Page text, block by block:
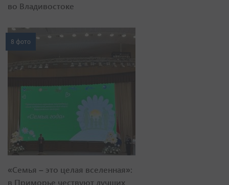
во Владивостоке
8 фото
«Семья – это целая вселенная»:
в Приморье чествуют лучших